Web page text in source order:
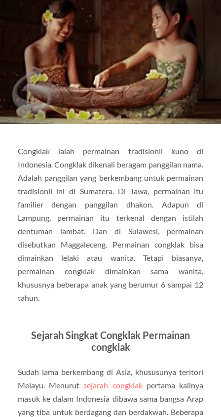
Congklak ialah permainan tradisionil kuno di
Indonesia. Congklak dikenali beragam panggilan nama.
Adalah panggilan yang berkembang untuk permainan
tradisionil ini di Sumatera. Di Jawa, permainan itu
familier dengan panggilan dhakon. Adapun di
Lampung, permainan itu terkenal dengan istilah
dentuman lambat. Dan di Sulawesi, permainan
disebutkan Maggaleceng. Permainan congklak bisa
dimainkan lelaki atau wanita. Tetapi biasanya,
permainan congklak dimainkan sama wanita,
khususnya beberapa anak yang berumur 6 sampai 12
tahun.
Sejarah Singkat Congklak Permainan
congklak
Sudah lama berkembang di Asia, khususunya teritori
Melayu. Menurutsejarah congklakpertama kalinya
masuk ke dalam Indonesia dibawa sama bangsa Arap
yang tiba untuk berdagang dan berdakwah. Beberapa